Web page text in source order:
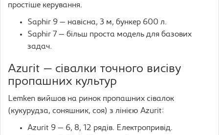
простіше керування.
Saphir 9 — навісна, 3 м, бункер 600 л.
Saphir 7 — більш проста модель для базових
задач.
Azurit — сівалки точного висіву
пропашних культур
Lemken вийшов на ринок пропашних сівалок
(кукурудза, соняшник, соя) з лінією Azurit:
Azurit 9 — 6, 8, 12 рядів. Електропривід.